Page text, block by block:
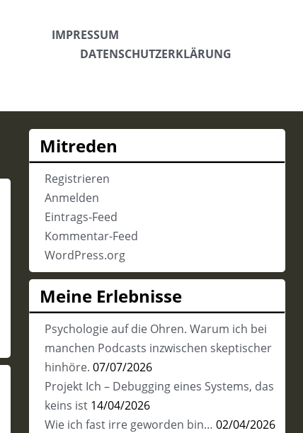
IMPRESSUM
DATENSCHUTZERKLÄRUNG
Mitreden
Registrieren
Anmelden
Eintrags-Feed
Kommentar-Feed
WordPress.org
Meine Erlebnisse
Psychologie auf die Ohren. Warum ich bei
manchen Podcasts inzwischen skeptischer
hinhöre. 07/07/2026
Projekt Ich – Debugging eines Systems, das
keins ist 14/04/2026
Wie ich fast irre geworden bin… 02/04/2026